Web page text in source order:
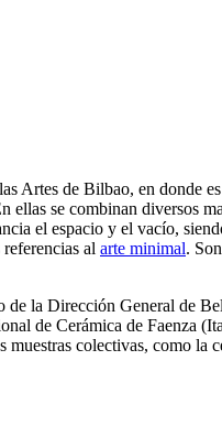
de Bilbao, en donde
se combinan diversos
el espacio y el vacío,
al arte minimal.
la Dirección General de
de Cerámica de Faenza
colectivas, como la